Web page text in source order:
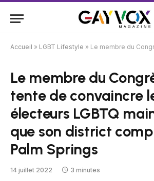
Accueil » LGBT Lifestyle » Le membre du Congrès du GOP tente de convaincre les
Le membre du
tente de convaincre
électeurs LGBTQ
que son district
Palm Springs
14 juillet 2022 3 minutes